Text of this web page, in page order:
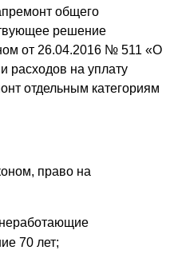
общего
решение
от 26.04.2016 № 511 «О
расходов на уплату
отдельным категориям
право на
70 лет;